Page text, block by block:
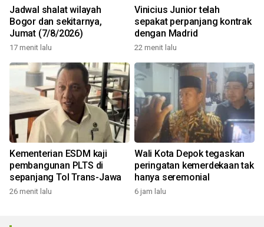
Jadwal shalat wilayah
Bogor dan sekitarnya,
Jumat (7/8/2026)
17 menit lalu
Vinicius Junior telah
sepakat perpanjang kontrak
dengan Madrid
22 menit lalu
Kementerian ESDM kaji
pembangunan PLTS di
sepanjang Tol Trans-Jawa
26 menit lalu
Wali Kota Depok tegaskan
peringatan kemerdekaan tak
hanya seremonial
6 jam lalu